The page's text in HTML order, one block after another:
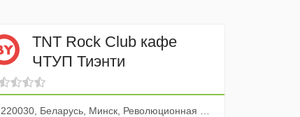
TNT Rock Club кафе
ЧТУП Тиэнти
220030, Беларусь, Минск, Революционная улица, 9 а